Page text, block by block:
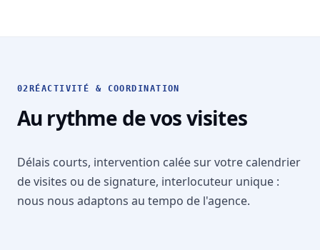
02 RÉACTIVITÉ & COORDINATION
Au rythme de vos visites
Délais courts, intervention calée sur votre calendrier
de visites ou de signature, interlocuteur unique :
nous nous adaptons au tempo de l'agence.